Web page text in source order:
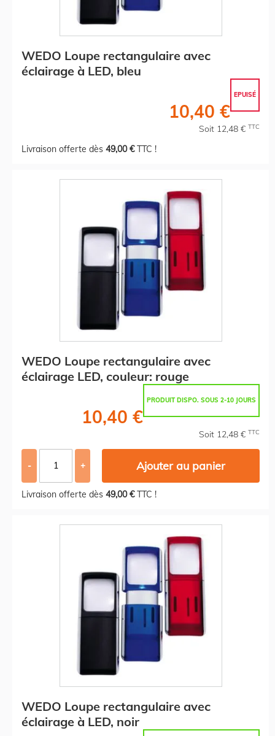
WEDO Loupe rectangulaire avec
éclairage à LED, bleu
EPUISÉ
10,40 €
Soit 12,48 € TTC
Livraison offerte dès 49,00 €TTC !
WEDO Loupe rectangulaire avec
éclairage LED, couleur: rouge
PRODUIT DISPO. SOUS 2-10 JOURS
10,40 €
Soit 12,48 € TTC
- + Ajouter au panier
Livraison offerte dès 49,00 €TTC !
WEDO Loupe rectangulaire avec
éclairage à LED, noir